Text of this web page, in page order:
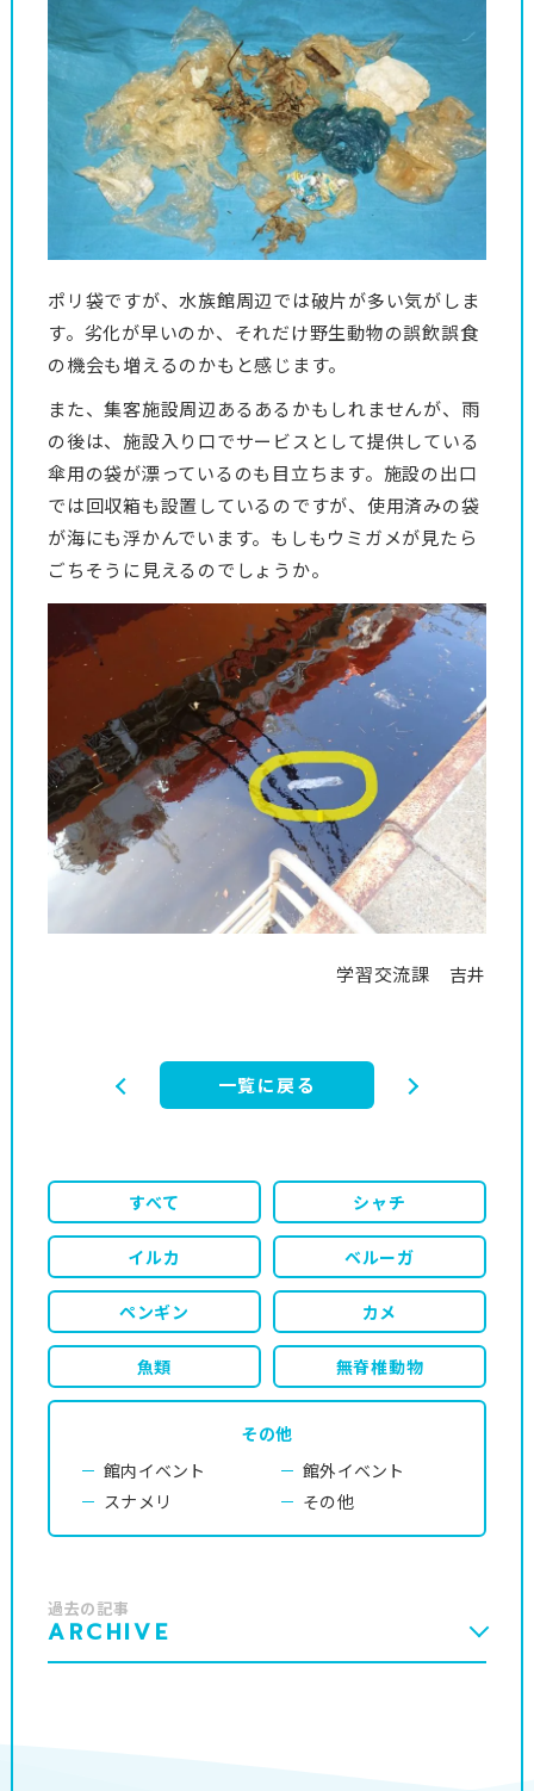
ポリ袋ですが、水族館周辺では破片が多い気がしま
す。劣化が早いのか、それだけ野生動物の誤飲誤食
の機会も増えるのかもと感じます。
また、集客施設周辺あるあるかもしれませんが、雨
の後は、施設入り口でサービスとして提供している
傘用の袋が漂っているのも目立ちます。施設の出口
では回収箱も設置しているのですが、使用済みの袋
が海にも浮かんでいます。もしもウミガメが見たら
ごちそうに見えるのでしょうか。
学習交流課 吉井
一覧に戻る
すべて シャチ
イルカ ベルーガ
ペンギン カメ
魚類 無脊椎動物
その他
館内イベント
館外イベント
スナメリ
その他
過去の記事
ARCHIVE